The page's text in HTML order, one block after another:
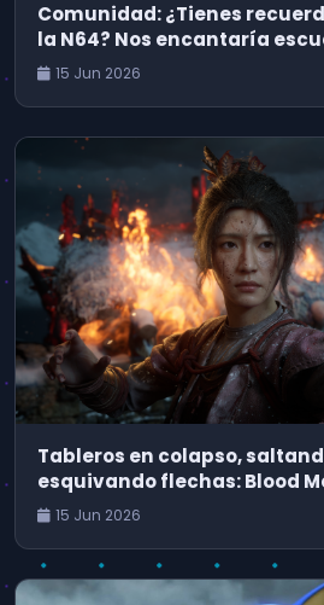
Comunidad: ¿Tienes
la N64? Nos encantaría
15 Jun 2026
Tableros en colapso,
esquivando flechas: Blood
aventura cinematográfica
15 Jun 2026